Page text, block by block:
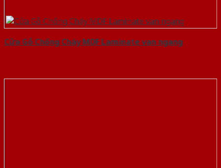
Cửa Gỗ Chống Cháy MDF Laminate van ngang